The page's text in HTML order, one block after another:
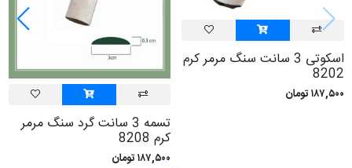
اسکوتی 3 سانت سنگ مرمر کرم
8202
۱۸۷,۵۰۰ تومان
تسمه 3 سانت گرد سنگ مرمر
کرم 8208
۱۸۷,۵۰۰ تومان